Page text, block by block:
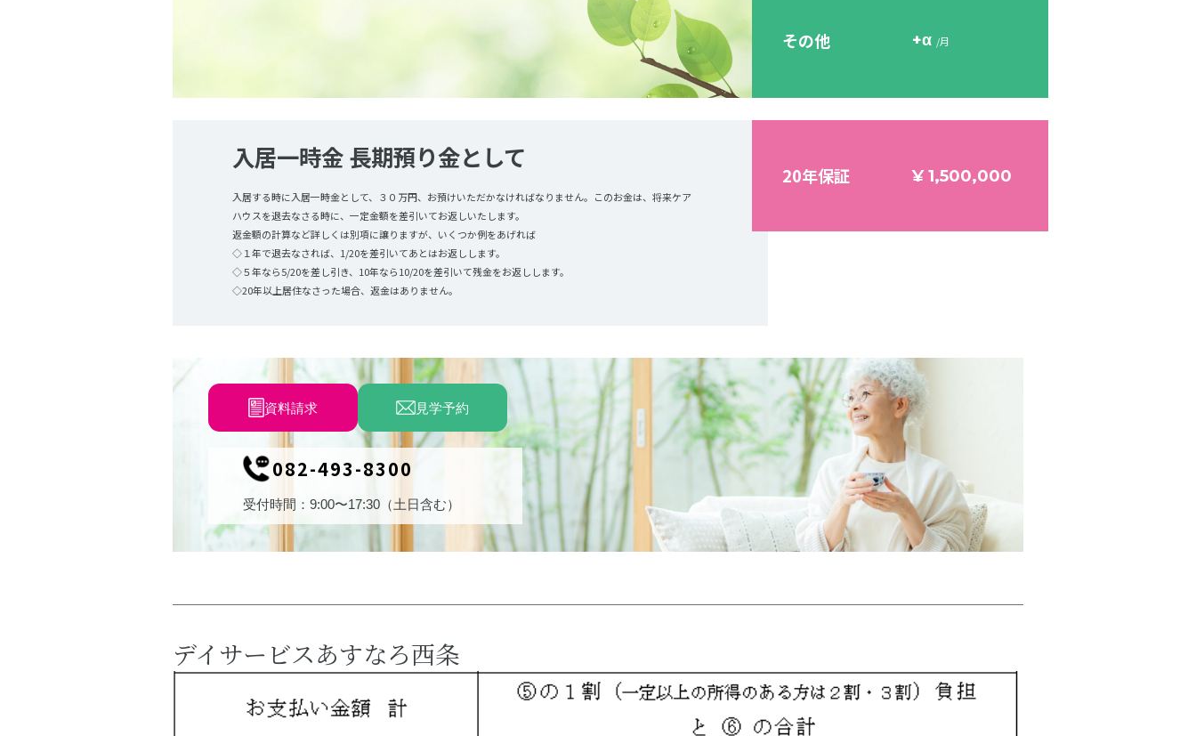
その他 +α /月
入居一時金 長期預り金として
入居する時に入居一時金として、３０万円、お預けいただかなければなりません。このお金は、将来ケア
ハウスを退去なさる時に、一定金額を差引いてお返しいたします。
返金額の計算など詳しくは別項に譲りますが、いくつか例をあげれば
◇１年で退去なされば、1/20を差引いてあとはお返しします。
◇５年なら5/20を差し引き、10年なら10/20を差引いて残金をお返しします。
◇20年以上居住なさった場合、返金はありません。
20年保証 ¥ 1,500,000
資料請求 見学予約
082-493-8300
受付時間：9:00〜17:30（土日含む）
デイサービスあすなろ西条